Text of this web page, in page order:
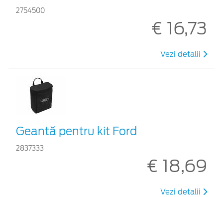
2754500
€ 16,73
Vezi detalii
Geantă pentru kit Ford
2837333
€ 18,69
Vezi detalii